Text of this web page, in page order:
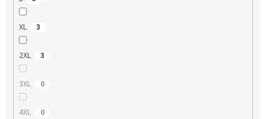
XL 3
2XL 3
3XL 0
4XL 0